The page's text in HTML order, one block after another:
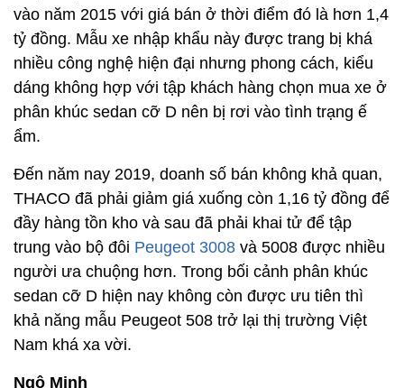
vào năm 2015 với giá bán ở thời điểm đó là hơn 1,4
tỷ đồng. Mẫu xe nhập khẩu này được trang bị khá
nhiều công nghệ hiện đại nhưng phong cách, kiểu
dáng không hợp với tập khách hàng chọn mua xe ở
phân khúc sedan cỡ D nên bị rơi vào tình trạng ế
ẩm.
Đến năm nay 2019, doanh số bán không khả quan,
THACO đã phải giảm giá xuống còn 1,16 tỷ đồng để
đầy hàng tồn kho và sau đã phải khai tử để tập
trung vào bộ đôi Peugeot 3008 và 5008 được nhiều
người ưa chuộng hơn. Trong bối cảnh phân khúc
sedan cỡ D hiện nay không còn được ưu tiên thì
khả năng mẫu Peugeot 508 trở lại thị trường Việt
Nam khá xa vời.
Ngô Minh